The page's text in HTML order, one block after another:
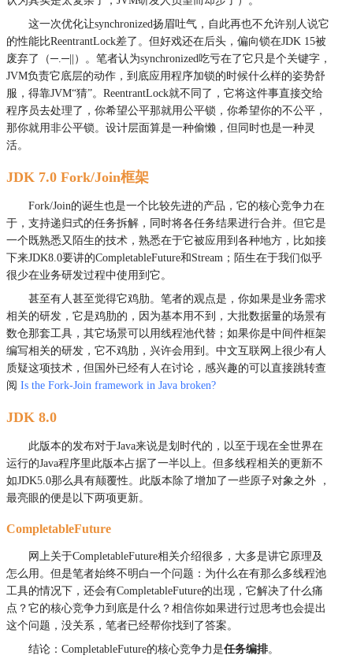
这一次优化让synchronized扬眉吐气，自此再也不允许别人说它
的性能比ReentrantLock差了。但好戏还在后头，偏向锁在JDK 15被
废弃了（─.─||）。笔者认为synchronized吃亏在了它只是个关键字，
JVM负责它底层的动作，到底应用程序加锁的时候什么样的姿势舒
服，得靠JVM“猜”。ReentrantLock就不同了，它将这件事直接交给
程序员去处理了，你希望公平那就用公平锁，你希望你的不公平，
那你就用非公平锁。设计层面算是一种偷懒，但同时也是一种灵
活。
JDK 7.0 Fork/Join框架
Fork/Join的诞生也是一个比较先进的产品，它的核心竞争力在
于，支持递归式的任务拆解，同时将各任务结果进行合并。但它是
一个既熟悉又陌生的技术，熟悉在于它被应用到各种地方，比如接
下来JDK8.0要讲的CompletableFuture和Stream；陌生在于我们似乎
很少在业务研发过程中使用到它。
甚至有人甚至觉得它鸡肋。笔者的观点是，你如果是业务需求
相关的研发，它是鸡肋的，因为基本用不到，大批数据量的场景有
数仓那套工具，其它场景可以用线程池代替；如果你是中间件框架
编写相关的研发，它不鸡肋，兴许会用到。中文互联网上很少有人
质疑这项技术，但国外已经有人在讨论，感兴趣的可以直接跳转查
阅 Is the Fork-Join framework in Java broken?
JDK 8.0
此版本的发布对于Java来说是划时代的，以至于现在全世界在
运行的Java程序里此版本占据了一半以上。但多线程相关的更新不
如JDK5.0那么具有颠覆性。此版本除了增加了一些原子对象之外 ，
最亮眼的便是以下两项更新。
CompletableFuture
网上关于CompletableFuture相关介绍很多，大多是讲它原理及
怎么用。但是笔者始终不明白一个问题：为什么在有那么多线程池
工具的情况下，还会有CompletableFuture的出现，它解决了什么痛
点？它的核心竞争力到底是什么？相信你如果进行过思考也会提出
这个问题，没关系，笔者已经帮你找到了答案。
结论：CompletableFuture的核心竞争力是任务编排。